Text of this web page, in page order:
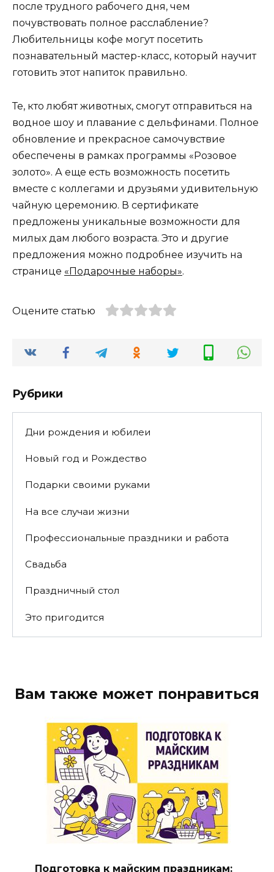
после трудного рабочего дня, чем
почувствовать полное расслабление?
Любительницы кофе могут посетить
познавательный мастер-класс, который научит
готовить этот напиток правильно.
Те, кто любят животных, смогут отправиться на
водное шоу и плавание с дельфинами. Полное
обновление и прекрасное самочувствие
обеспечены в рамках программы «Розовое
золото». А еще есть возможность посетить
вместе с коллегами и друзьями удивительную
чайную церемонию. В сертификате
предложены уникальные возможности для
милых дам любого возраста. Это и другие
предложения можно подробнее изучить на
странице «Подарочные наборы».
Оцените статью
Рубрики
Дни рождения и юбилеи
Новый год и Рождество
Подарки своими руками
На все случаи жизни
Профессиональные праздники и работа
Свадьба
Праздничный стол
Это пригодится
Вам также может понравиться
Подготовка к майским праздникам: